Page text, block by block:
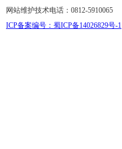
网站维护技术电话：0812-5910065
ICP备案编号：蜀ICP备14026829号-1